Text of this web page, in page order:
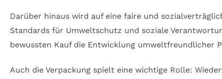
Darüber hinaus wird auf eine faire und
Standards für Umweltschutz und soziale
bewussten Kauf die Entwicklung umweltfreundlicher
Auch die Verpackung spielt eine wichtige Rolle: